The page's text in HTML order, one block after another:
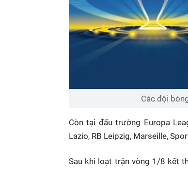
Các đội
Còn tại đấu trường Europa
Lazio, RB Leipzig, Marseille,
Sau khi loạt trận vòng 1/8 kết